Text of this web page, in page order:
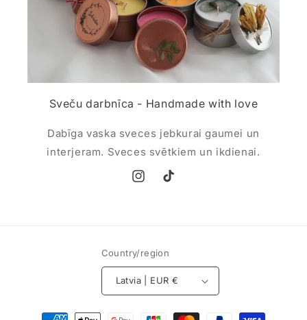
Sveču darbnīca - Handmade with love
Dabīga vaska sveces jebkurai gaumei un
interjeram. Sveces svētkiem un ikdienai.
InstagramTikTok
Country/region
Latvia | EUR €
Payment